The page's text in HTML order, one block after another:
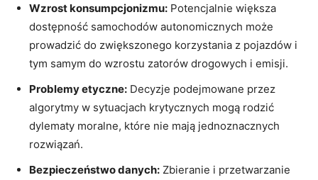
Wzrost konsumpcjonizmu: Potencjalnie większa
dostępność samochodów autonomicznych może
prowadzić do zwiększonego korzystania z pojazdów i
tym samym do wzrostu zatorów drogowych i emisji.
Problemy etyczne: Decyzje podejmowane przez
algorytmy w sytuacjach krytycznych mogą rodzić
dylematy moralne, które nie mają jednoznacznych
rozwiązań.
Bezpieczeństwo danych: Zbieranie i przetwarzanie